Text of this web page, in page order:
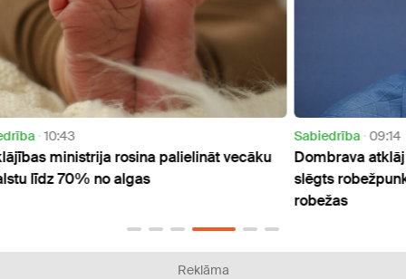
Sabiedrība
Dombrava atklāj iemeslu, kādēļ sākotnēji tika
slēgts robežpunkts uz Latvijas-Baltkrievijas
360
Reklāma